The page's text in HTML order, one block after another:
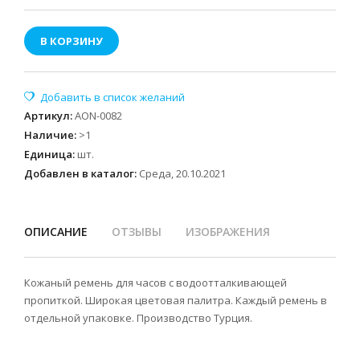
В КОРЗИНУ
Артикул:AON-0082
Наличие: >1
Единица: шт.
Добавлен в каталог: Среда, 20.10.2021
ОПИСАНИЕ ОТЗЫВЫ ИЗОБРАЖЕНИЯ
Кожаный ремень для часов с водоотталкивающей
пропиткой. Широкая цветовая палитра. Каждый ремень в
отдельной упаковке. Производство Турция.